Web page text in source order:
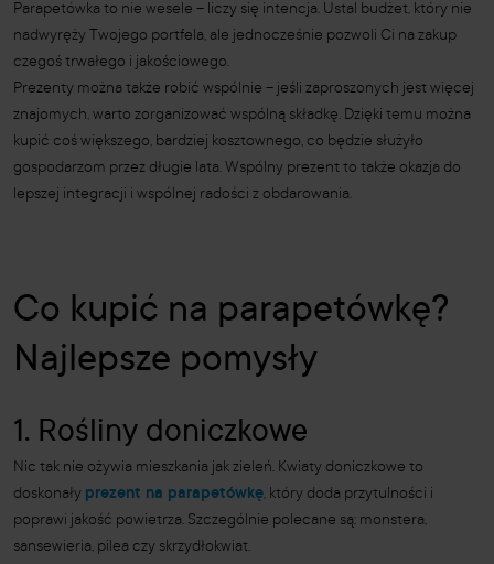
Parapetówka to nie wesele – liczy się intencja. Ustal budżet, który nie
nadwyręży Twojego portfela, ale jednocześnie pozwoli Ci na zakup
czegoś trwałego i jakościowego.
Prezenty można także robić wspólnie – jeśli zaproszonych jest więcej
znajomych, warto zorganizować wspólną składkę. Dzięki temu można
kupić coś większego, bardziej kosztownego, co będzie służyło
gospodarzom przez długie lata. Wspólny prezent to także okazja do
lepszej integracji i wspólnej radości z obdarowania.
Co kupić na parapetówkę?
Najlepsze pomysły
1. Rośliny doniczkowe
Nic tak nie ożywia mieszkania jak zieleń. Kwiaty doniczkowe to
doskonały prezent na parapetówkę, który doda przytulności i
poprawi jakość powietrza. Szczególnie polecane są: monstera,
sansewieria, pilea czy skrzydłokwiat.